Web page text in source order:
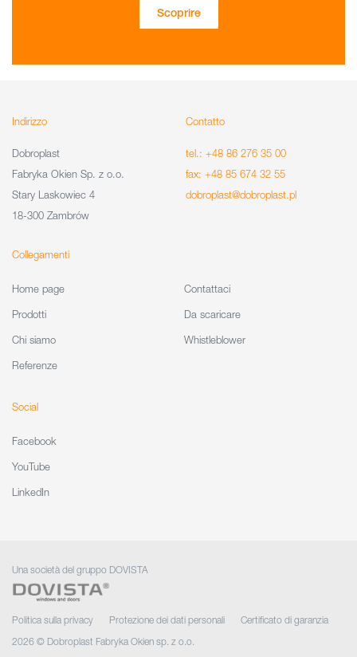
Scoprire
Indirizzo
Dobroplast
Fabryka Okien Sp. z o.o.
Stary Laskowiec 4
18-300 Zambrów
Contatto
tel.: +48 86 276 35 00
fax: +48 85 674 32 55
dobroplast@dobroplast.pl
Collegamenti
Home page
Prodotti
Chi siamo
Referenze
Contattaci
Da scaricare
Whistleblower
Social
Facebook
YouTube
LinkedIn
Una società del gruppo DOVISTA
Politica sulla privacy Protezione dei dati personali
Certificato di garanzia
2026 © Dobroplast Fabryka Okien sp. z o.o.